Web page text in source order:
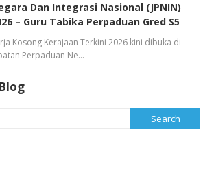
Dan Integrasi Nasional (JPNIN)
– Guru Tabika Perpaduan Gred S5
Kosong Kerajaan Terkini 2026 kini dibuka di
Perpaduan Ne…